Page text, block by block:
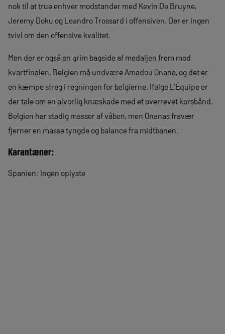
nok til at true enhver modstander med Kevin De Bruyne,
Jeremy Doku og Leandro Trossard i offensiven. Der er ingen
tvivl om den offensive kvalitet.
Men der er også en grim bagside af medaljen frem mod
kvartfinalen. Belgien må undvære Amadou Onana, og det er
en kæmpe streg i regningen for belgierne. Ifølge L’Équipe er
der tale om en alvorlig knæskade med et overrevet korsbånd.
Belgien har stadig masser af våben, men Onanas fravær
fjerner en masse tyngde og balance fra midtbanen.
Karantæner:
Spanien: Ingen oplyste